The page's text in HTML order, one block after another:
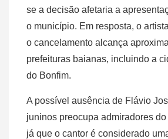
se a decisão afetaria a
o município. Em resposta, o
o cancelamento alcança
prefeituras baianas, incluindo a
do Bonfim.
A possível ausência de Flávio
juninos preocupa admiradores
já que o cantor é considerado